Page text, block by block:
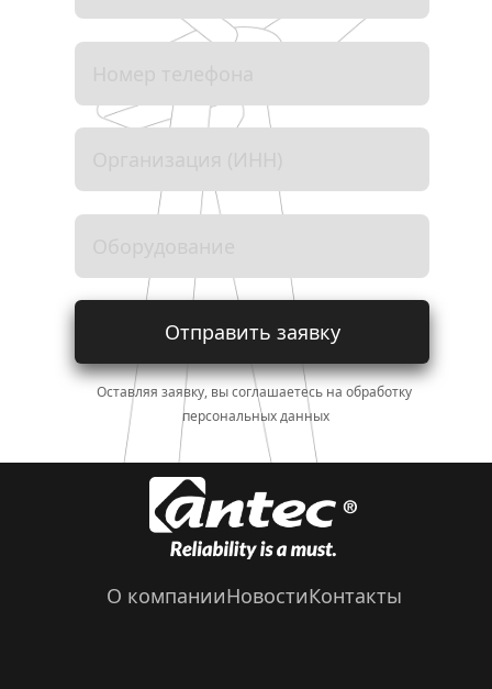
Отправить заявку
Оставляя заявку, вы соглашаетесь на обработку
персональных данных
О компанииНовостиКонтакты